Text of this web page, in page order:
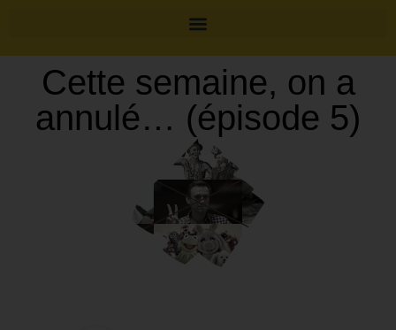
Cette semaine, on a
annulé… (épisode 5)